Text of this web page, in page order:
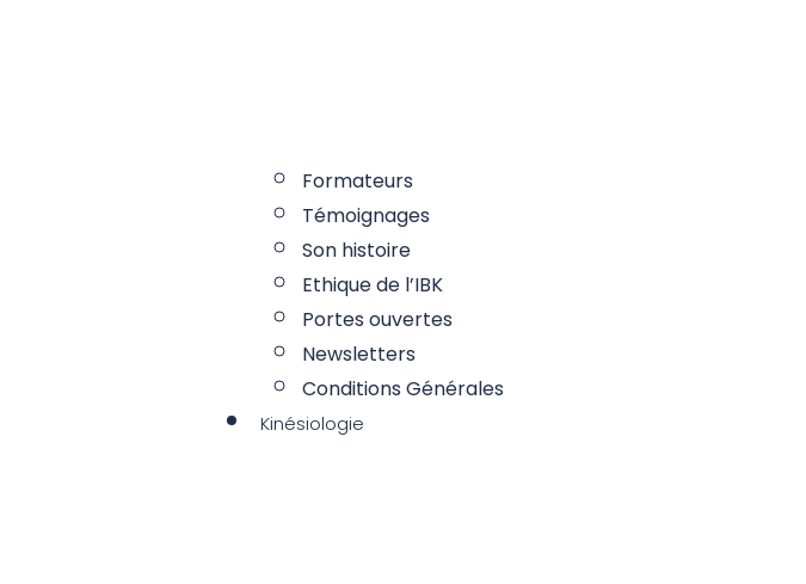
Formateurs
Témoignages
Son histoire
Ethique de l’IBK
Portes ouvertes
Newsletters
Conditions Générales
Kinésiologie